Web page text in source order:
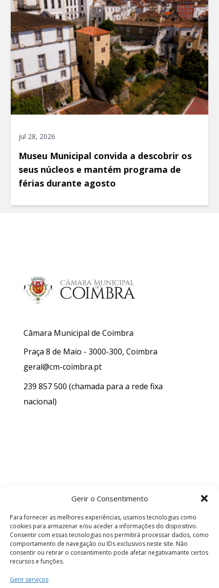
Gerir o Consentimento
Para fornecer as melhores experiências, usamos tecnologias como
cookies para armazenar e/ou aceder a informações do dispositivo.
Consentir com essas tecnologias nos permitirá processar dados, como
comportamento de navegação ou IDs exclusivos neste site. Não
consentir ou retirar o consentimento pode afetar negativamante certos
recursos e funções.
Gerir serviços
jul 28, 2026
Museu Municipal convida a descobrir os
seus núcleos e mantém programa de
férias durante agosto
Câmara Municipal de Coimbra
Praça 8 de Maio - 3000-300, Coimbra
geral@cm-coimbra.pt
239 857 500 (chamada para a rede fixa
nacional)
Termos e Condições